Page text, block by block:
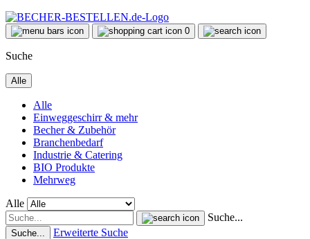
0
Suche
Alle
Alle
Einweggeschirr & mehr
Becher & Zubehör
Branchenbedarf
Industrie & Catering
BIO Produkte
Mehrweg
Alle
Suche...
Suche... Erweiterte Suche